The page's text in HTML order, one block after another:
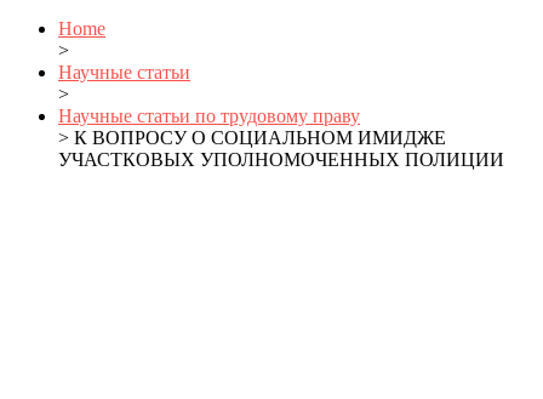
Home
>
Научные статьи
>
Научные статьи по трудовому праву
> К ВОПРОСУ О СОЦИАЛЬНОМ ИМИДЖЕ
УЧАСТКОВЫХ УПОЛНОМОЧЕННЫХ ПОЛИЦИИ